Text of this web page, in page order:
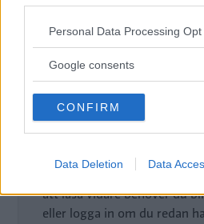
Please note that this website/app
not limited to your visit or usage
use your data for below specified
consent section.
Personal Data Processing
Google consents
CONFIRM
Data Deletion Data
Det här är en låst
att fortsätta läsa.
DIGITAL PRENUMERATION
Ta del av allt
Premium-
Det här är en del av vårt
att läsa vidare behöver du
eller logga in om du redan